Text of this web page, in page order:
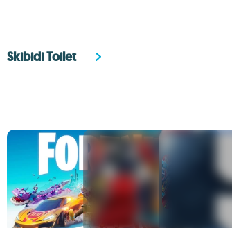
Skibidi Toilet